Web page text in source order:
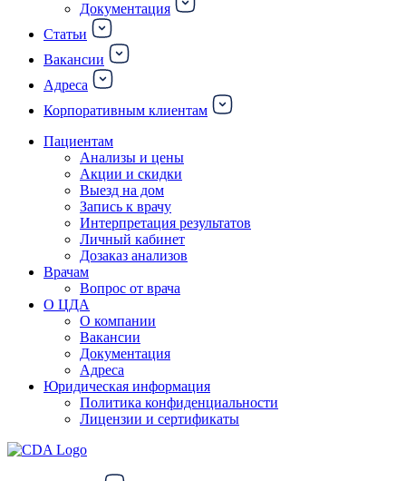
Документация
Статьи
Вакансии
Адреса
Корпоративным клиентам
Пациентам
Анализы и цены
Акции и скидки
Выезд на дом
Запись к врачу
Интерпретация результатов
Личный кабинет
Дозаказ анализов
Врачам
Вопрос от врача
О ЦДА
О компании
Вакансии
Документация
Адреса
Юридическая информация
Политика конфиденциальности
Лицензии и сертификаты